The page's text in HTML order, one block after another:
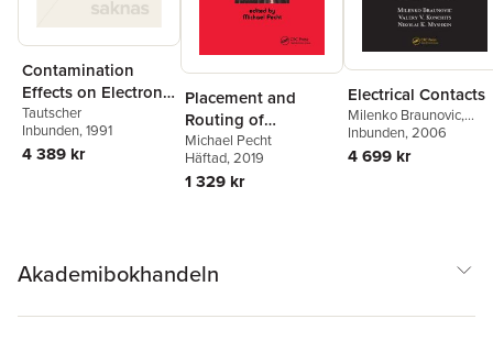
Contamination
Effects on Electronic
Products
Tautscher
Inbunden, 1991
4 389 kr
Placement and
Routing of
Electronic Modules
Michael Pecht
Häftad, 2019
1 329 kr
Electrical Contacts
Milenko Braunovic,
Nikolai K. Myshkin
Valery V. Konchits
Inbunden, 2006
4 699 kr
Akademibokhandeln